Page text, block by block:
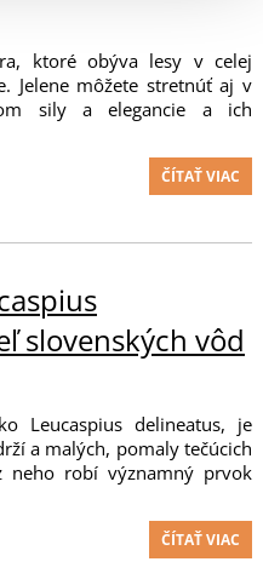
ktoré obýva lesy v celej
Jelene môžete stretnúť aj v
sily a elegancie a ich
ČÍTAŤ VIAC
slovenských vôd
Leucaspius delineatus, je
a malých, pomaly tečúcich
neho robí významný prvok
ČÍTAŤ VIAC